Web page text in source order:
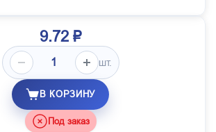
9.72 ₽
шт.
В КОРЗИНУ
Под заказ